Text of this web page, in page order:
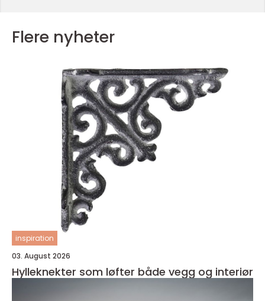
Flere nyheter
inspiration
03. August 2026
Hylleknekter som løfter både vegg og interiør